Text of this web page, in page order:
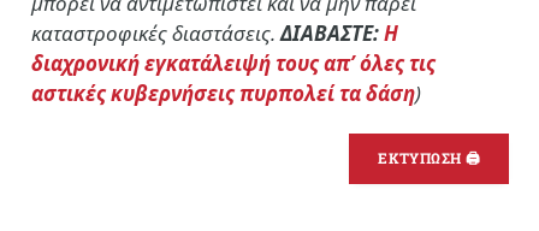
καταστροφικές διαστάσεις.ΔΙΑΒΑΣΤΕ:Η
διαχρονική εγκατάλειψή τους απ’ όλες τις
αστικές κυβερνήσεις πυρπολεί τα δάση)
ΕΚΤΥΠΩΣΗ 🖨